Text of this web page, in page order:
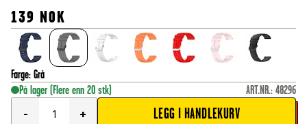
139 NOK
Farge: Grå
På lager (Flere enn 20 stk) ART.NR.: 48296
-
+ LEGG I HANDLEKURV